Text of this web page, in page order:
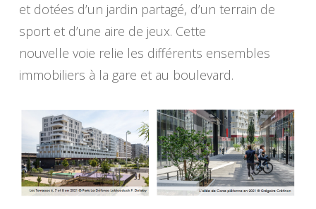
et dotées d’un jardin partagé, d’un terrain de
sport et d’une aire de jeux. Cette
nouvelle voie relie les différents ensembles
immobiliers à la gare et au boulevard.